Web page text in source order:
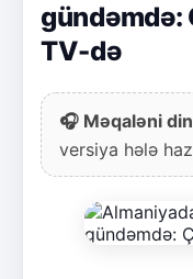
gündəmdə:
TV-də
🎧 Məqaləni
versiya hələ